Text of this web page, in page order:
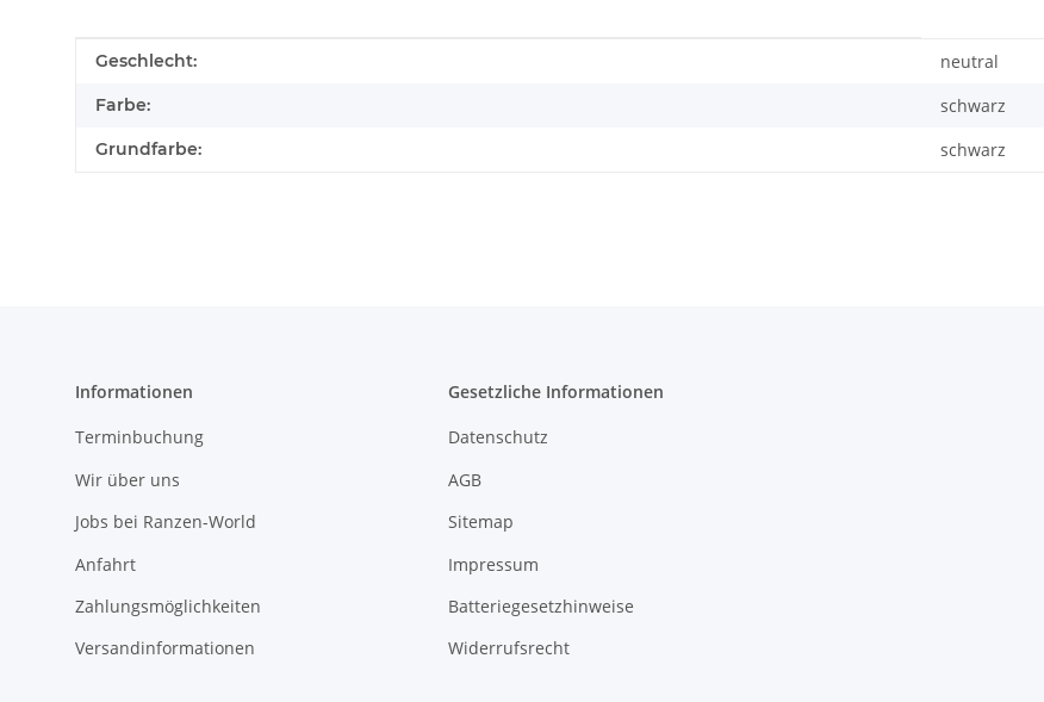
Produkteigenschaft
Wert
Geschlecht: neutral
Farbe: schwarz
Grundfarbe: schwarz
Informationen
Terminbuchung
Wir über uns
Jobs bei Ranzen-World
Anfahrt
Zahlungsmöglichkeiten
Versandinformationen
Gesetzliche Informationen
Datenschutz
AGB
Sitemap
Impressum
Batteriegesetzhinweise
Widerrufsrecht